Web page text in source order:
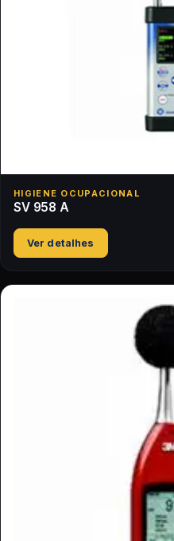
HIGIENE OCUPACIONAL
SV 958 A
Ver detalhes